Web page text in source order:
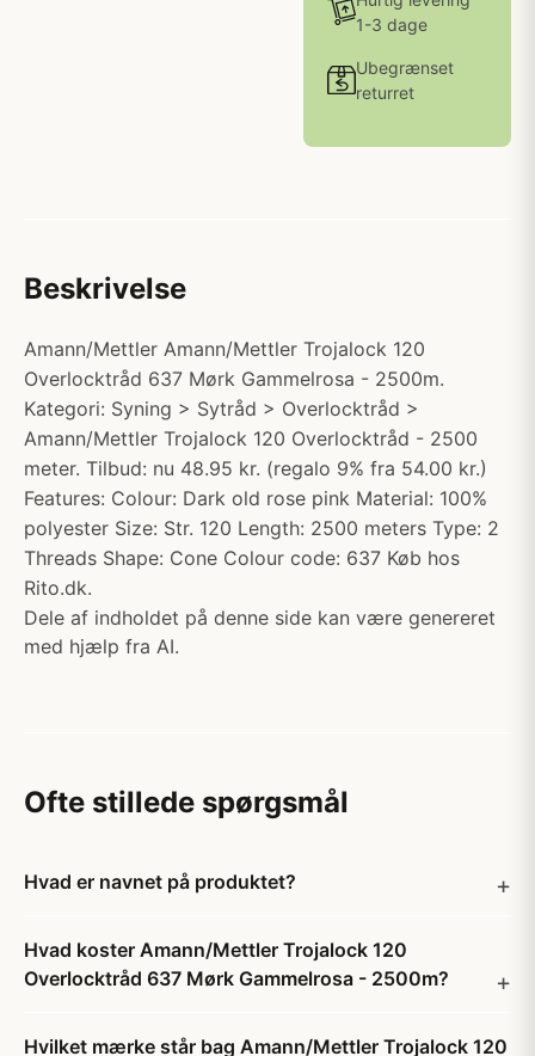
1-3 dage
Ubegrænset
returret
Beskrivelse
Amann/Mettler Amann/Mettler Trojalock 120
Overlocktråd 637 Mørk Gammelrosa - 2500m.
Kategori: Syning > Sytråd > Overlocktråd >
Amann/Mettler Trojalock 120 Overlocktråd - 2500
meter. Tilbud: nu 48.95 kr. (regalo 9% fra 54.00 kr.)
Features: Colour: Dark old rose pink Material: 100%
polyester Size: Str. 120 Length: 2500 meters Type: 2
Threads Shape: Cone Colour code: 637 Køb hos
Rito.dk.
Dele af indholdet på denne side kan være genereret
med hjælp fra AI.
Ofte stillede spørgsmål
Hvad er navnet på produktet?
Hvad koster Amann/Mettler Trojalock 120
Overlocktråd 637 Mørk Gammelrosa - 2500m?
Hvilket mærke står bag Amann/Mettler Trojalock 120